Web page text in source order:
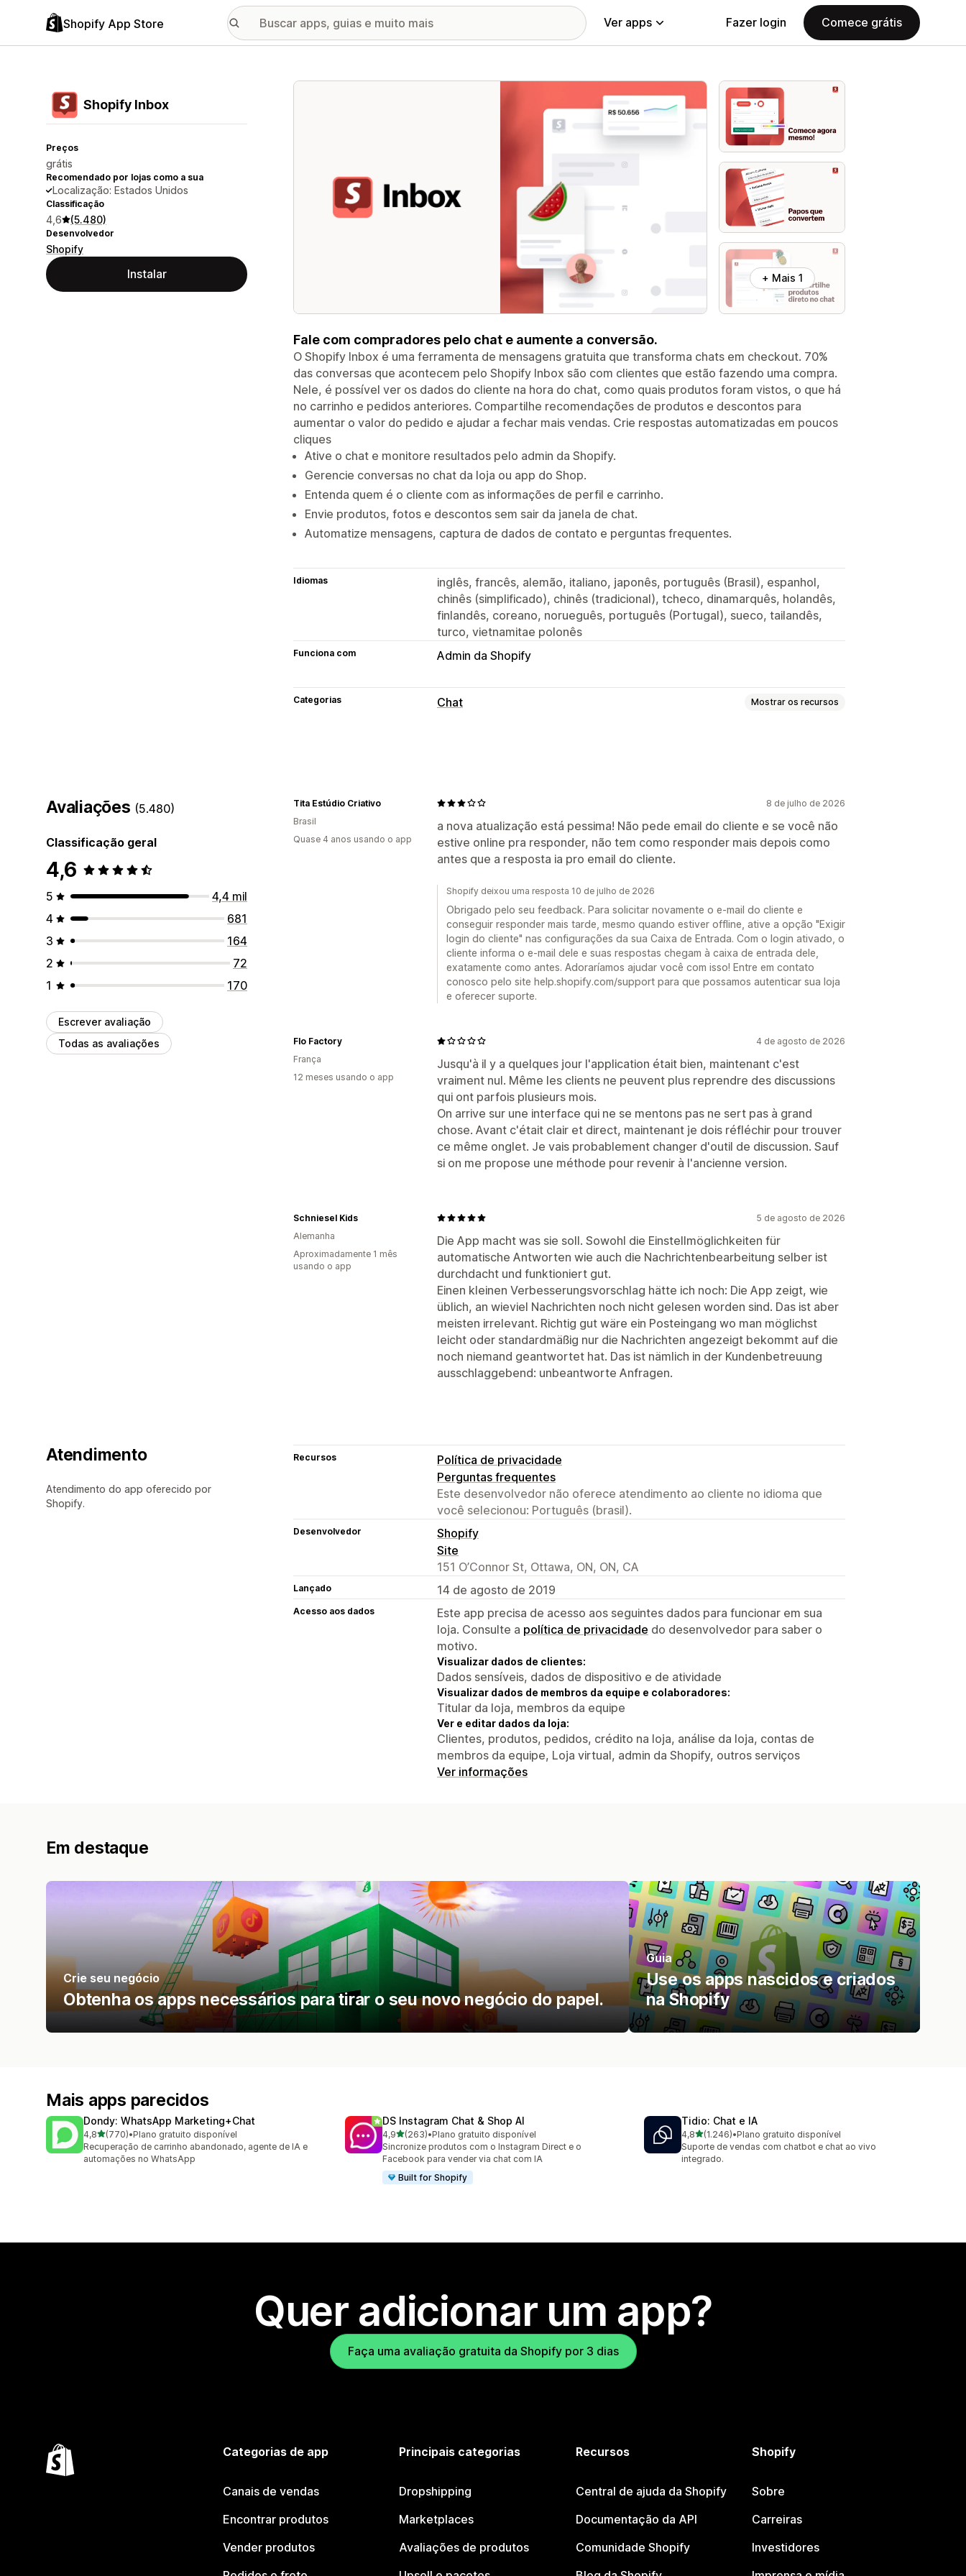
Shopify App Store Ver apps Fazer login Comece grátis
Shopify Inbox
Preços
grátis
Recomendado por lojas como a sua
Localização: Estados Unidos
Classificação
4,6 (5.480)
Desenvolvedor
Shopify
Instalar
Galeria de imagens em destaque
+ Mais 1
Fale com compradores pelo chat e aumente a conversão.
O Shopify Inbox é uma ferramenta de mensagens gratuita que transforma chats em checkout. 70%
das conversas que acontecem pelo Shopify Inbox são com clientes que estão fazendo uma compra.
Nele, é possível ver os dados do cliente na hora do chat, como quais produtos foram vistos, o que há
no carrinho e pedidos anteriores. Compartilhe recomendações de produtos e descontos para
aumentar o valor do pedido e ajudar a fechar mais vendas. Crie respostas automatizadas em poucos
cliques
Ative o chat e monitore resultados pelo admin da Shopify.
Gerencie conversas no chat da loja ou app do Shop.
Entenda quem é o cliente com as informações de perfil e carrinho.
Envie produtos, fotos e descontos sem sair da janela de chat.
Automatize mensagens, captura de dados de contato e perguntas frequentes.
Idiomas
inglês, francês, alemão, italiano, japonês, português (Brasil), espanhol,
chinês (simplificado), chinês (tradicional), tcheco, dinamarquês, holandês,
finlandês, coreano, norueguês, português (Portugal), sueco, tailandês,
turco, vietnamitae polonês
Funciona com Admin da Shopify
Categorias Chat Mostrar os recursos
Respostas automatizadas
Descontos Perguntas frequentes Saudações
Recomendações de produtos Respostas rápidas
Personalização
Cor e fonte
Janela de chat Horário comercial
Mensagens de boas-vindas Botões de chat Atribuição de chat
Avatar do agente
Avaliações (5.480)
Classificação geral
4,6
5
4,4 mil
4
681
3
164
2
72
1
170
Escrever avaliação
Todas as avaliações
8 de julho de 2026
a nova atualização está pessima! Não pede email do cliente e se você não
estive online pra responder, não tem como responder mais depois como
antes que a resposta ia pro email do cliente.
Tita Estúdio Criativo
Brasil
Quase 4 anos usando o app
Shopify deixou uma resposta 10 de julho de 2026
Obrigado pelo seu feedback. Para solicitar novamente o e-mail do cliente e
conseguir responder mais tarde, mesmo quando estiver offline, ative a opção "Exigir
login do cliente" nas configurações da sua Caixa de Entrada. Com o login ativado, o
cliente informa o e-mail dele e suas respostas chegam à caixa de entrada dele,
exatamente como antes. Adoraríamos ajudar você com isso! Entre em contato
conosco pelo site help.shopify.com/support para que possamos autenticar sua loja
e oferecer suporte.
4 de agosto de 2026
Jusqu'à il y a quelques jour l'application était bien, maintenant c'est
vraiment nul. Même les clients ne peuvent plus reprendre des discussions
qui ont parfois plusieurs mois.
On arrive sur une interface qui ne se mentons pas ne sert pas à grand
chose. Avant c'était clair et direct, maintenant je dois réfléchir pour trouver
ce même onglet. Je vais probablement changer d'outil de discussion. Sauf
si on me propose une méthode pour revenir à l'ancienne version.
Flo Factory
França
12 meses usando o app
5 de agosto de 2026
Die App macht was sie soll. Sowohl die Einstellmöglichkeiten für
automatische Antworten wie auch die Nachrichtenbearbeitung selber ist
durchdacht und funktioniert gut.
Einen kleinen Verbesserungsvorschlag hätte ich noch: Die App zeigt, wie
üblich, an wieviel Nachrichten noch nicht gelesen worden sind. Das ist aber
meisten irrelevant. Richtig gut wäre ein Posteingang wo man möglichst
leicht oder standardmäßig nur die Nachrichten angezeigt bekommt auf die
noch niemand geantwortet hat. Das ist nämlich in der Kundenbetreuung
ausschlaggebend: unbeantworte Anfragen.
Schniesel Kids
Alemanha
Aproximadamente 1 mês
usando o app
Atendimento
Atendimento do app oferecido por
Shopify.
Recursos
Política de privacidade
Perguntas frequentes
Este desenvolvedor não oferece atendimento ao cliente no idioma que
você selecionou: Português (brasil).
Desenvolvedor
Shopify
Site
151 O’Connor St, Ottawa, ON, ON, CA
Lançado 14 de agosto de 2019
Acesso aos dados
Este app precisa de acesso aos seguintes dados para funcionar em sua
loja. Consulte a política de privacidade do desenvolvedor para saber o
motivo.
Visualizar dados de clientes:
Dados sensíveis, dados de dispositivo e de atividade
Visualizar dados de membros da equipe e colaboradores:
Titular da loja, membros da equipe
Ver e editar dados da loja:
Clientes, produtos, pedidos, crédito na loja, análise da loja, contas de
membros da equipe, Loja virtual, admin da Shopify, outros serviços
Ver informações
Em destaque
Crie seu negócio
Obtenha os apps necessários para tirar o seu novo negócio do papel.
Guia
Use os apps nascidos e criados
na Shopify
Mais apps parecidos
Dondy: WhatsApp Marketing+Chat
4,8de 5 estrelas
(770)
770 avaliações ao todo
•Plano gratuito disponível
Recuperação de carrinho abandonado, agente de IA e
automações no WhatsApp
DS Instagram Chat & Shop AI
4,9de 5 estrelas
(263)
263 avaliações ao todo
•Plano gratuito disponível
Sincronize produtos com o Instagram Direct e o
Facebook para vender via chat com IA
Built for Shopify
Tidio: Chat e IA
4,8de 5 estrelas
(1.246)
1246 avaliações ao todo
•Plano gratuito disponível
Suporte de vendas com chatbot e chat ao vivo
integrado.
Quer adicionar um app?
Faça uma avaliação gratuita da Shopify por 3 dias
Categorias de app
Canais de vendas
Encontrar produtos
Vender produtos
Principais categorias
Dropshipping
Marketplaces
Avaliações de produtos
Recursos
Central de ajuda da Shopify
Documentação da API
Comunidade Shopify
Shopify
Sobre
Carreiras
Investidores